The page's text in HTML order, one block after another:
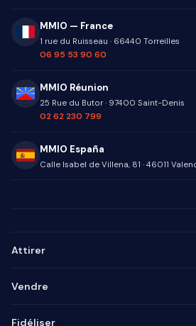
MMIO — France
1 rue du Ruisseau · 66440 Torreilles
06 95 53 90 60
MMIO Réunion
25 Rue du Butor· 97400 Saint-Denis
02 62 230 799
MMIO España
Calle Isabel de Villena, 81 · 46011
Attirer
Marketing de contenu
Vendre
Fidéliser